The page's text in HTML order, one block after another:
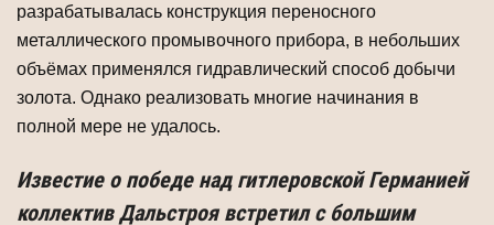
разрабатывалась конструкция переносного
металлического промывочного прибора, в небольших
объёмах применялся гидравлический способ добычи
золота. Однако реализовать многие начинания в
полной мере не удалось.
Известие о победе над гитлеровской Германией
коллектив Дальстроя встретил с большим